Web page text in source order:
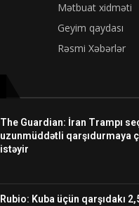
Mətbuat xidməti
Geyim qaydası
Rəsmi Xəbərlər
The Guardian: İran Trampı
uzunmüddətli qarşıdurmaya
istəyir
Rubio: Kuba üçün qarşıdakı